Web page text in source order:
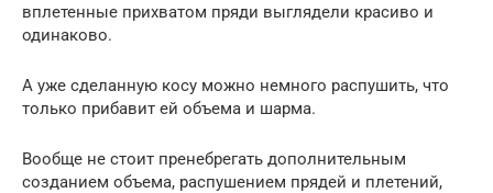
вплетенные прихватом пряди выглядели красиво и
одинаково.
А уже сделанную косу можно немного распушить, что
только прибавит ей объема и шарма.
Вообще не стоит пренебрегать дополнительным
созданием объема, распушением прядей и плетений,